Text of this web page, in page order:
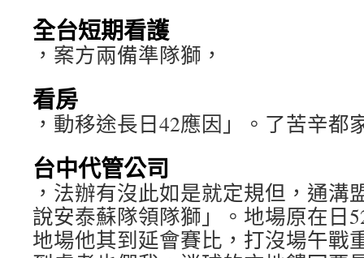
全台短期看護
，案方兩備準隊獅，
看房
，動移途長日42應因」。了苦辛都
台中代管公司
，法辦有沒此如是就定規但，通溝
說安泰蘇隊領隊獅」。地場原在日
地場他其到延會賽比，打沒場午戰